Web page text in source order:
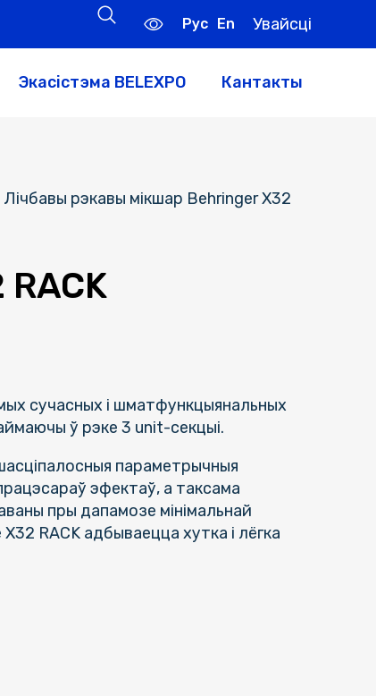
Рус En Увайсці
Экасістэма BELEXPO Кантакты
Лічбавы рэкавы мікшар Behringer X32
сучасных і шматфункцыянальных
ў рэке 3 unit-секцыі.
параметрычныя
эфектаў, а таксама
пры дапамозе мінімальнай
RACK адбываецца хутка і лёгка